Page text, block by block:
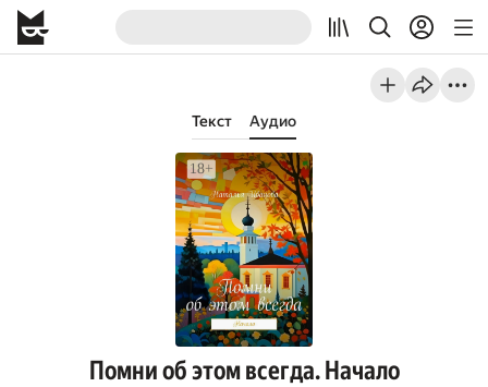
Текст Аудио
Помни об этом всегда. Начало